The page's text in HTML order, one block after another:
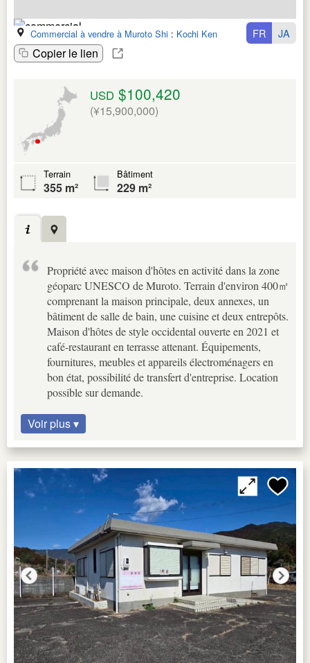
Commercial à vendre à Muroto Shi : Kochi Ken
Copier le lien
FR JA
USD $100,420
(¥15,900,000)
Terrain
355 m²
Bâtiment
229 m²
Propriété avec maison d'hôtes en activité dans la zone
géoparc UNESCO de Muroto. Terrain d'environ 400㎡
comprenant la maison principale, deux annexes, un
bâtiment de salle de bain, une cuisine et deux entrepôts.
Maison d'hôtes de style occidental ouverte en 2021 et
café-restaurant en terrasse attenant. Équipements,
fournitures, meubles et appareils électroménagers en
bon état, possibilité de transfert d'entreprise. Location
possible sur demande.
Voir plus ▾